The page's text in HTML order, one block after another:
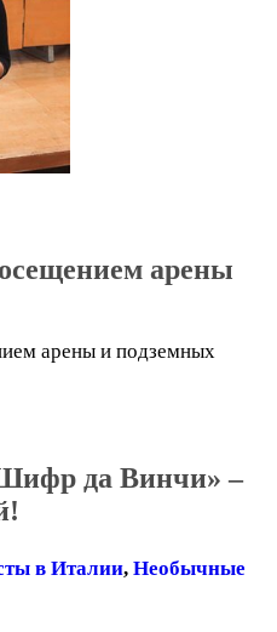
арены
да Винчи» –
в Италии, Необычные